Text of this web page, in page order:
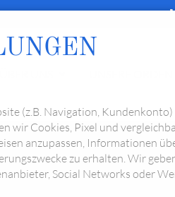
(z.B. Navigation, Kundenkonto)
wir Cookies, Pixel und
anzupassen, Informationen
zu erhalten. Wir
Social Networks oder